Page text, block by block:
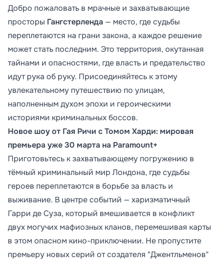
Добро пожаловать в мрачные и захватывающие
просторы Гангстерленда — место, где судьбы
переплетаются на грани закона, а каждое решение
может стать последним. Это территория, окутанная
тайнами и опасностями, где власть и предательство
идут рука об руку. Присоединяйтесь к этому
увлекательному путешествию по улицам,
наполненным духом эпохи и героическими
историями криминальных боссов.
Новое шоу от Гая Ричи с Томом Харди: мировая
премьера уже 30 марта на Paramount+
Приготовьтесь к захватывающему погружению в
тёмный криминальный мир Лондона, где судьбы
героев переплетаются в борьбе за власть и
выживание. В центре событий — харизматичный
Гарри де Суза, который вмешивается в конфликт
двух могучих мафиозных кланов, перемешивая карты
в этом опасном кино-приключении. Не пропустите
премьеру новых серий от создателя "Джентльменов"